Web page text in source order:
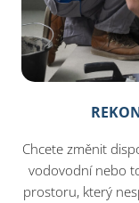
Chcete změnit
vodovodní nebo
prostoru, který